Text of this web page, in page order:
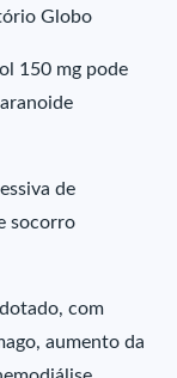
Globo
150 mg pode
de
socorro
com
aumento da